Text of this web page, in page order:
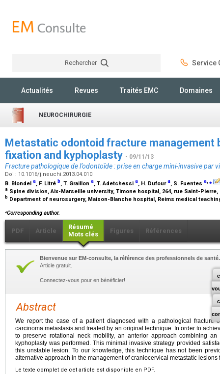
Rechercher Service
Actualités Revues Traités EMC Domaines
NEUROCHIRURGIE
Metastatic odontoid fracture management
fixation and kyphoplasty - 09/11/13
Fracture pathologique de l’odontoïde : prise en charge mini-invasive par
Doi : 10.1016/j.neuchi.2013.04.010
B. Blondel a, F. Litré b, T. Graillon a, T. Adetchessi a, H. Dufoura, S. Fuentes a,⁎
a Spine division, Aix-Marseille university, Timone hospital, 264, rue Saint-Pierre,
b Department of neurosurgery, Maison-Blanche hospital, Reims medical
⁎Corresponding author.
PDF Article
Résumé
Mots clés
Figures Références
Bienvenue sur EM-consulte, la référence des professionnels de santé.
Article gratuit.
Connectez-vous pour en bénéficier!
Abstract
We report the case of a patient diagnosed with a pathological fracture
carcinoma metastasis and treated by an original technique. In order to
to preserve rotational neck mobility, an anterior approach combining
kyphoplasty was performed. This minimal invasive strategy provided
this unstable lesion. To our knowledge, this technique has not been
alternative approach in the management of craniocervical metastatic lesions
Le texte complet de cet article est disponible en PDF.